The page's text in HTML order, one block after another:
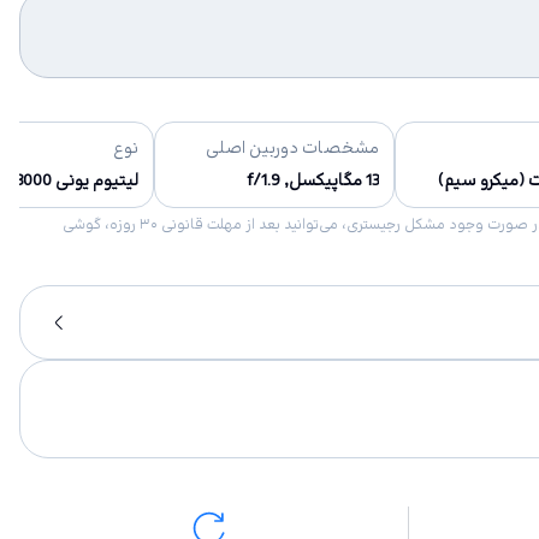
(میکرو سیم)
مشخصات دوربین اصلی
13 مگاپیکسل, f/1.9
نوع
لیتیوم یونی 3000 میلی آمپر
امکان برگشت کالا در گروه موبایل با دلیل “انصراف از خرید“ تنها در صورتی مورد قبول است که پلمب کالا باز نشده باشد. تمام گوشی‌های جی‌اس‌ام ضمانت رجیستری دارند. در صورت وجود مشکل رجیستری، می‌توانید بعد از مهلت قانونی ۳۰ روزه، گوشی